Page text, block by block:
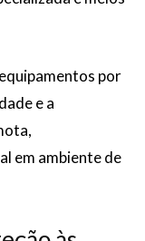
por
e a
em ambiente de